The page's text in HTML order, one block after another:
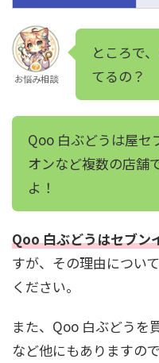
お悩み相談
ところで
てるの？
Qoo 白ぶどうは屋セ
オンなど複数の店舗
よ！
Qoo 白ぶどうはセブン
すが、その理由につい
ください。
また、Qoo 白ぶどうを
など他にもありますの